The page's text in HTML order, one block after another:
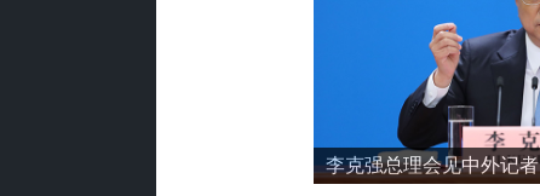
李克强总理会见中外记者